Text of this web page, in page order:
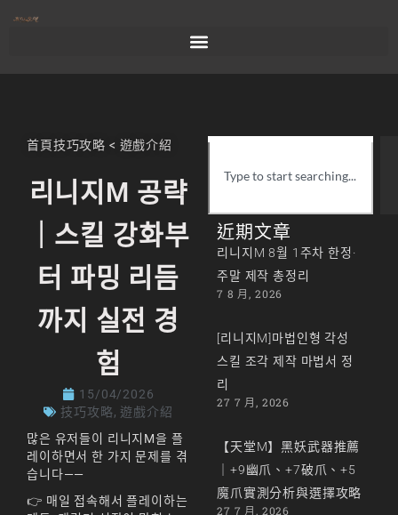
首頁技巧攻略 < 遊戲介紹
리니지M 공략
｜스킬 강화부
터 파밍 리듬
까지 실전 경
험
15/04/2026
技巧攻略, 遊戲介紹
많은 유저들이 리니지M을 플
레이하면서 한 가지 문제를 겪
습니다——
👉 매일 접속해서 플레이하는
近期文章
리니지M 8월 1주차 한정·
주말 제작 총정리
7 8 月, 2026
[리니지M]마법인형 각성
스킬 조각 제작 마법서 정
리
27 7 月, 2026
【天堂M】黑妖武器推薦
｜+9幽爪、+7破爪、+5
魔爪實測分析與選擇攻略
27 7 月, 2026